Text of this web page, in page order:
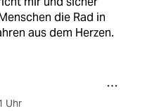
die Rad in
aus dem Herzen.
Uhr